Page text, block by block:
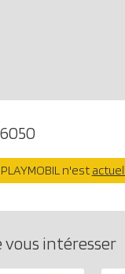
n'est
vous intéresser